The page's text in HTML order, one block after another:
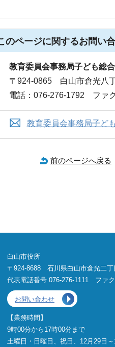
のページに関するお問い
教育委員会事務局子ども総
〒924-0865 白山市倉光八
電話：076-276-1792 ファ
教育委員会事務局子ど
前のページへ戻る
白山市役所
〒924-8688 石川県白山市倉光二丁
代表電話番号 076-276-1111 ファ
お問い合わせ
【業務時間】
9時00分から17時00分まで
土曜日・日曜日、祝日、12月29日～